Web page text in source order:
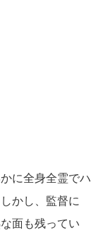
に全身全霊でハ
かし、監督に
面も残ってい